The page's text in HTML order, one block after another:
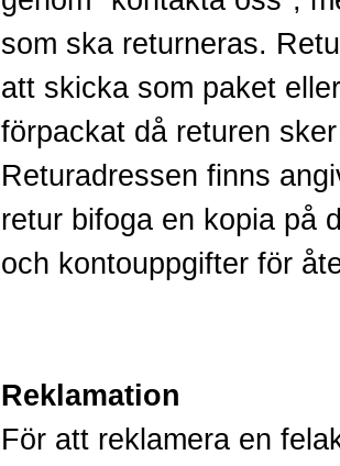
som ska returneras.
att skicka som paket
förpackat då returen
Returadressen finns
retur bifoga en kopia på
och kontouppgifter för
Reklamation
För att reklamera en